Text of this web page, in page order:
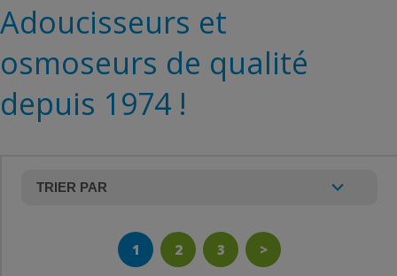
Adoucisseurs et
osmoseurs de qualité
depuis 1974 !
1 2 3 >